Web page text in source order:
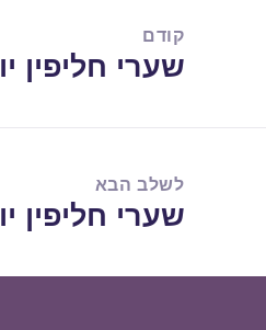
קודם
הפוסט
שערי חליפין
לשלב הבא
הפוסט
שערי חליפין